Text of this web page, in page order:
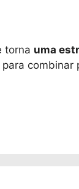
torna uma
combinar